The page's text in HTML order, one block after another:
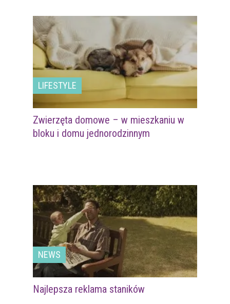
LIFESTYLE
Zwierzęta domowe – w mieszkaniu w
bloku i domu jednorodzinnym
NEWS
Najlepsza reklama staników